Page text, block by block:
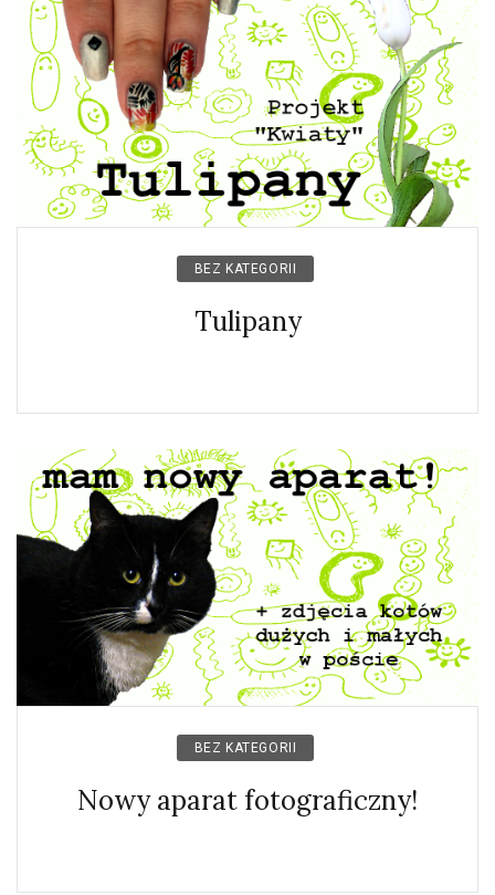
BEZ KATEGORII
Tulipany
BEZ KATEGORII
Nowy aparat fotograficzny!